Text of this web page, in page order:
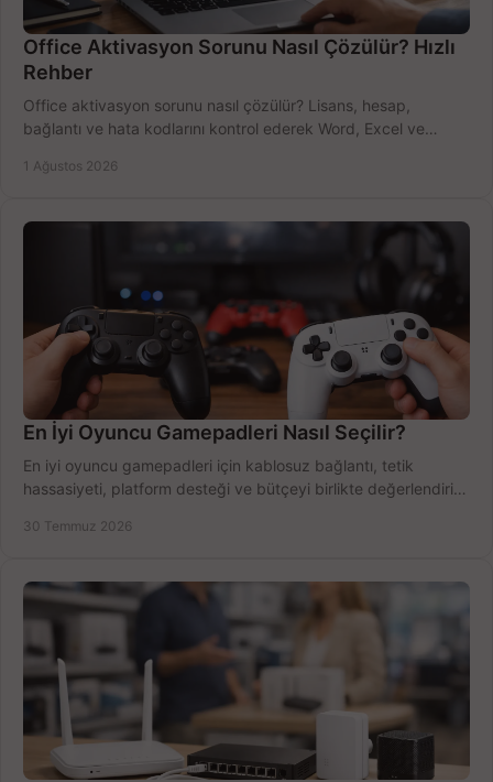
Office Aktivasyon Sorunu Nasıl Çözülür? Hızlı
Rehber
Office aktivasyon sorunu nasıl çözülür? Lisans, hesap,
bağlantı ve hata kodlarını kontrol ederek Word, Excel ve
1 Ağustos 2026
En İyi Oyuncu Gamepadleri Nasıl Seçilir?
En iyi oyuncu gamepadleri için kablosuz bağlantı, tetik
hassasiyeti, platform desteği ve bütçeyi birlikte değerlendirin;
30 Temmuz 2026